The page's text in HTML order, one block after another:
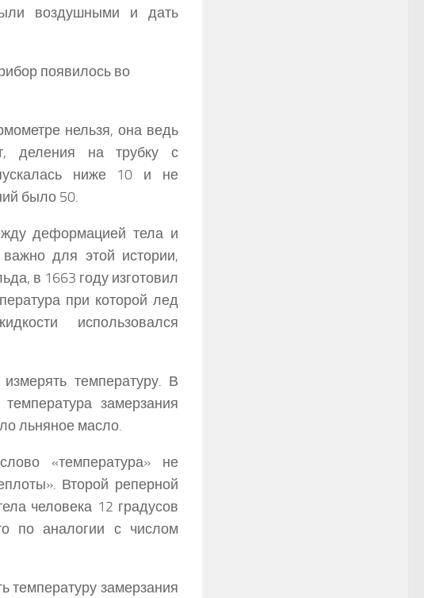
воздушными и дать
появилось во
нельзя, она ведь
деления на трубку с
ниже 10 и не
было 50.
деформацией тела и
для этой истории,
в 1663 году изготовил
при которой лед
использовался
температуру. В
замерзания
льняное масло.
«температура» не
Второй реперной
человека 12 градусов
по аналогии с числом
замерзания